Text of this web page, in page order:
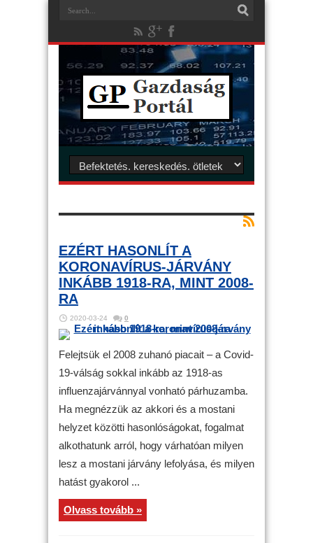
EZÉRT HASONLÍT A
KORONAVÍRUS-JÁRVÁNY
INKÁBB 1918-RA, MINT 2008-
RA
2020-03-24 0
Felejtsük el 2008 zuhanó piacait – a Covid-
19-válság sokkal inkább az 1918-as
influenzajárvánnyal vonható párhuzamba.
Ha megnézzük az akkori és a mostani
helyzet közötti hasonlóságokat, fogalmat
alkothatunk arról, hogy várhatóan milyen
lesz a mostani járvány lefolyása, és milyen
hatást gyakorol ...
Olvass tovább »